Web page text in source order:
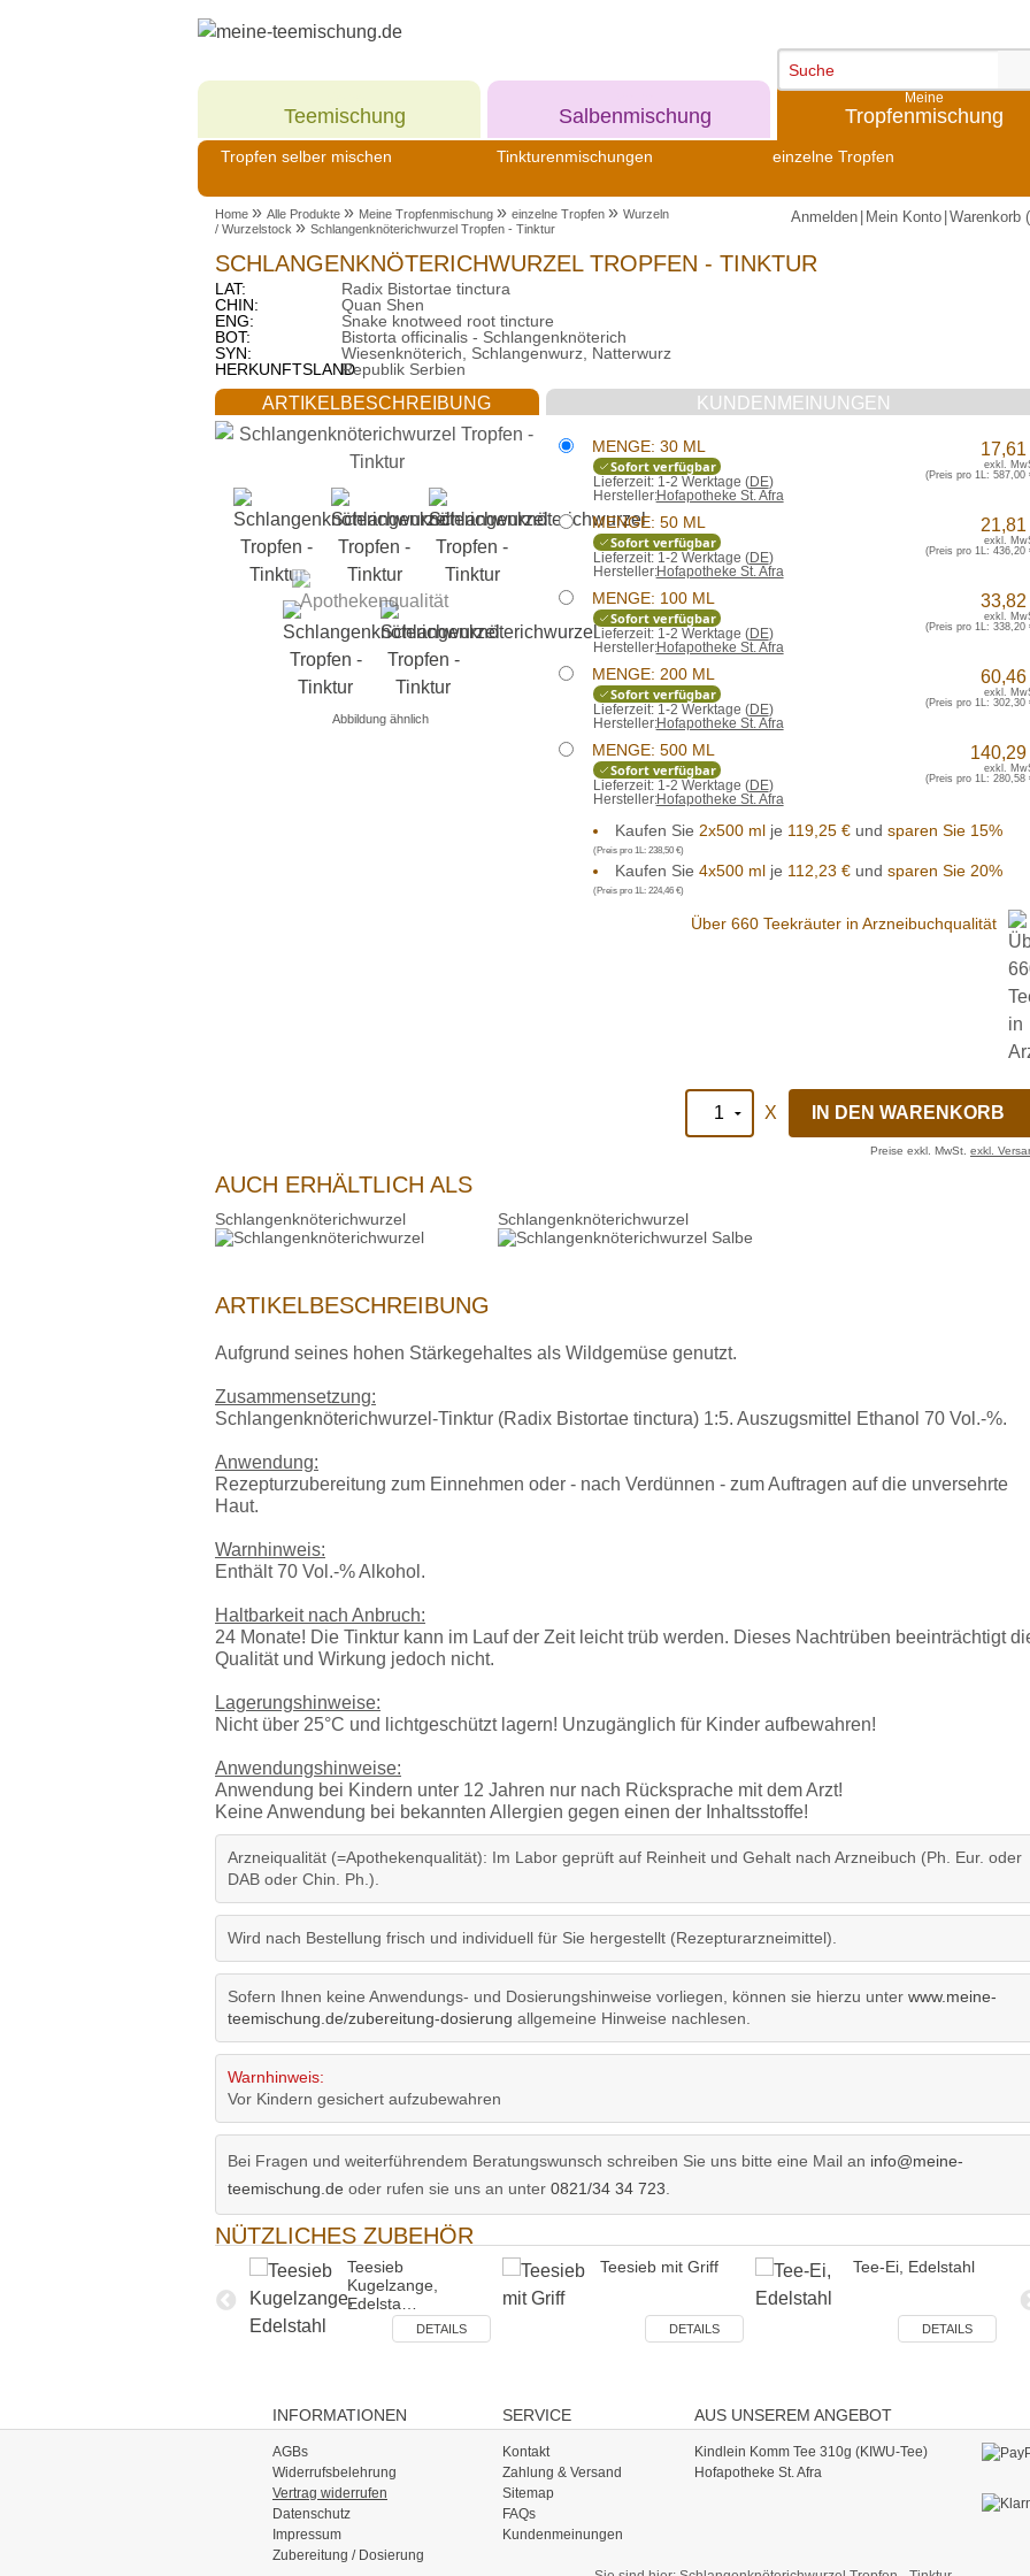
Teemischung Salbenmischung
Meine
Tropfenmischung
Tropfen selber mischen Tinkturenmischungen einzelne Tropfen
Home » Alle Produkte » Meine Tropfenmischung » einzelne Tropfen » Wurzeln
/ Wurzelstock » Schlangenknöterichwurzel Tropfen - Tinktur
Warenkorb
Mein Konto
Anmelden
SCHLANGENKNÖTERICHWURZEL TROPFEN - TINKTUR
LAT:
Radix Bistortae tinctura
CHIN:
Quan Shen
ENG:
Snake knotweed root tincture
BOT:
Bistorta officinalis - Schlangenknöterich
SYN:
Wiesenknöterich, Schlangenwurz, Natterwurz
HERKUNFTSLAND:Republik Serbien
ARTIKELBESCHREIBUNG KUNDENMEINUNGEN
Abbildung ähnlich
MENGE: 30 ML
Sofort verfügbar
Lieferzeit:1-2 Werktage (DE)
Hersteller:Hofapotheke St. Afra
17,61
exkl.
(Preis pro 1L: 587,00
MENGE: 50 ML
Sofort verfügbar
Lieferzeit:1-2 Werktage (DE)
Hersteller:Hofapotheke St. Afra
21,81
exkl.
(Preis pro 1L: 436,20
MENGE: 100 ML
Sofort verfügbar
Lieferzeit:1-2 Werktage (DE)
Hersteller:Hofapotheke St. Afra
33,82
exkl.
(Preis pro 1L: 338,20
MENGE: 200 ML
Sofort verfügbar
Lieferzeit:1-2 Werktage (DE)
Hersteller:Hofapotheke St. Afra
60,46
exkl.
(Preis pro 1L: 302,30
MENGE: 500 ML
Sofort verfügbar
Lieferzeit:1-2 Werktage (DE)
Hersteller:Hofapotheke St. Afra
140,29
exkl.
(Preis pro 1L: 280,58
Kaufen Sie 2x500 mlje 119,25 €und sparen Sie 15%
(Preis pro 1L: 238,50 €)
Kaufen Sie 4x500 mlje 112,23 €und sparen Sie 20%
(Preis pro 1L: 224,46 €)
Über 660 Teekräuter in Arzneibuchqualität
X
Preise exkl. MwSt. exkl.
AUCH ERHÄLTLICH ALS
Schlangenknöterichwurzel Schlangenknöterichwurzel
ARTIKELBESCHREIBUNG
Aufgrund seines hohen Stärkegehaltes als Wildgemüse genutzt.
Zusammensetzung:
Schlangenknöterichwurzel-Tinktur (Radix Bistortae tinctura) 1:5. Auszugsmittel Ethanol 70 Vol.-%.
Anwendung:
Rezepturzubereitung zum Einnehmen oder - nach Verdünnen - zum Auftragen auf die unversehrte
Haut.
Warnhinweis:
Enthält 70 Vol.-% Alkohol.
Haltbarkeit nach Anbruch:
24 Monate! Die Tinktur kann im Lauf der Zeit leicht trüb werden. Dieses Nachtrüben beeinträchtigt
Qualität und Wirkung jedoch nicht.
Lagerungshinweise:
Nicht über 25°C und lichtgeschützt lagern! Unzugänglich für Kinder aufbewahren!
Anwendungshinweise:
Anwendung bei Kindern unter 12 Jahren nur nach Rücksprache mit dem Arzt!
Keine Anwendung bei bekannten Allergien gegen einen der Inhaltsstoffe!
Arzneiqualität (=Apothekenqualität): Im Labor geprüft auf Reinheit und Gehalt nach Arzneibuch (Ph. Eur. oder
DAB oder Chin. Ph.).
Wird nach Bestellung frisch und individuell für Sie hergestellt (Rezepturarzneimittel).
Sofern Ihnen keine Anwendungs- und Dosierungshinweise vorliegen, können sie hierzu unter www.meine-
teemischung.de/zubereitung-dosierung allgemeine Hinweise nachlesen.
Warnhinweis:
Vor Kindern gesichert aufzubewahren
Bei Fragen und weiterführendem Beratungswunsch schreiben Sie uns bitte eine Mail an info@meine-
teemischung.de oder rufen sie uns an unter 0821/34 34 723
NÜTZLICHES ZUBEHÖR
Teesieb
Kugelzange,
Edelsta…
DETAILS
Teesieb mit Griff
DETAILS
Tee-Ei, Edelstahl
DETAILS
INFORMATIONEN SERVICE AUS UNSEREM ANGEBOT
AGBs
Widerrufsbelehrung
Vertrag widerrufen
Datenschutz
Impressum
Zubereitung / Dosierung
Kontakt
Zahlung & Versand
Sitemap
FAQs
Kundenmeinungen
Kindlein Komm Tee 310g (KIWU-Tee)
Hofapotheke St. Afra